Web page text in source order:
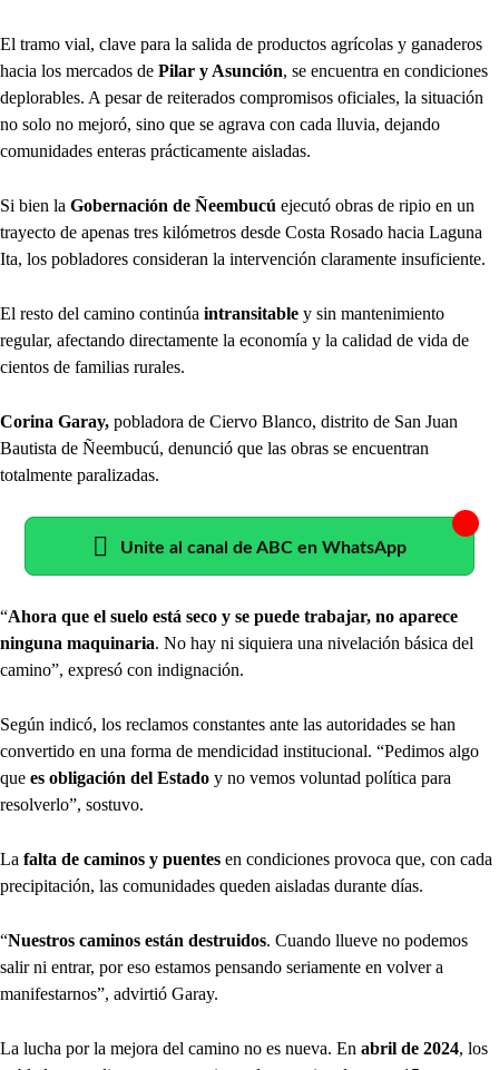
El tramo vial, clave para la salida de productos agrícolas y ganaderos
hacia los mercados de Pilar y Asunción, se encuentra en condiciones
deplorables. A pesar de reiterados compromisos oficiales, la situación
no solo no mejoró, sino que se agrava con cada lluvia, dejando
comunidades enteras prácticamente aisladas.
Si bien la Gobernación de Ñeembucú ejecutó obras de ripio en un
trayecto de apenas tres kilómetros desde Costa Rosado hacia Laguna
Ita, los pobladores consideran la intervención claramente insuficiente.
El resto del camino continúa intransitable y sin mantenimiento
regular, afectando directamente la economía y la calidad de vida de
cientos de familias rurales.
Corina Garay, pobladora de Ciervo Blanco, distrito de San Juan
Bautista de Ñeembucú, denunció que las obras se encuentran
totalmente paralizadas.
Unite al canal de ABC en WhatsApp
“Ahora que el suelo está seco y se puede trabajar, no aparece
ninguna maquinaria. No hay ni siquiera una nivelación básica del
camino”, expresó con indignación.
Según indicó, los reclamos constantes ante las autoridades se han
convertido en una forma de mendicidad institucional. “Pedimos algo
que es obligación del Estado y no vemos voluntad política para
resolverlo”, sostuvo.
La falta de caminos y puentes en condiciones provoca que, con cada
precipitación, las comunidades queden aisladas durante días.
“Nuestros caminos están destruidos. Cuando llueve no podemos
salir ni entrar, por eso estamos pensando seriamente en volver a
manifestarnos”, advirtió Garay.
La lucha por la mejora del camino no es nueva. En abril de 2024, los